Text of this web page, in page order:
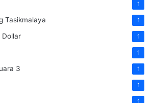
1
Tasikmalaya 1
Dollar 1
1
3 1
1
1